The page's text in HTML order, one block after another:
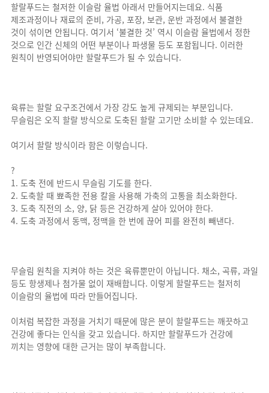
할랄푸드는 철저한 이슬람 율법 아래서 만들어지는데요. 식품
제조과정이나 재료의 준비, 가공, 포장, 보관, 운반 과정에서 불결한
것이 섞이면 안됩니다. 여기서 ‘불결한 것’ 역시 이슬람 율법에서 정한
것으로 인간 신체의 어떤 부분이나 파생물 등도 포함됩니다. 이러한
원칙이 반영되어야만 할랄푸드가 될 수 있습니다.
육류는 할랄 요구조건에서 가장 강도 높게 규제되는 부분입니다.
무슬림은 오직 할랄 방식으로 도축된 할랄 고기만 소비할 수 있는데요.
여기서 할랄 방식이라 함은 이렇습니다.
?
1. 도축 전에 반드시 무슬림 기도를 한다.
2. 도축할 때 뾰족한 전용 칼을 사용해 가축의 고통을 최소화한다.
3. 도축 직전의 소, 양, 닭 등은 건강하게 살아 있어야 한다.
4. 도축 과정에서 동맥, 정맥을 한 번에 끊어 피를 완전히 빼낸다.
무슬림 원칙을 지켜야 하는 것은 육류뿐만이 아닙니다. 채소, 곡류, 과일
등도 항생제나 첨가물 없이 재배합니다. 이렇게 할랄푸드는 철저히
이슬람의 율법에 따라 만들어집니다.
이처럼 복잡한 과정을 거치기 때문에 많은 분이 할랄푸드는 깨끗하고
건강에 좋다는 인식을 갖고 있습니다. 하지만 할랄푸드가 건강에
끼치는 영향에 대한 근거는 많이 부족합니다.